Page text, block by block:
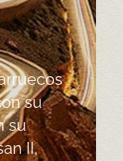
su
su
II,